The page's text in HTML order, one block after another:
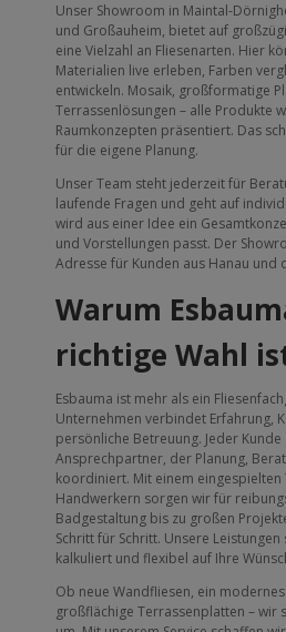
Unser Showroom in Maintal-
und Großauheim, bietet auf
eine Vielzahl an Fliesenarten. Hier
Materialien live erleben, Farben
entwickeln. Mosaik, großformatige
Terrassenlösungen – alle Produkte
Raumkonzepten präsentiert. Das
für die eigene Planung.
Unser Team steht jederzeit für
laufende Fragen und geht auf
wird aus einer Idee ein
und Vorstellungen passt. Der
Adresse für Kunden aus Hanau und
Warum
richtige Wahl
Esbauma ist mehr als ein
Unternehmen verbindet Erfahrung,
persönliche Betreuung. Jeder
Ansprechpartner, der Planung,
koordiniert. Mit einem eingespielten
Handwerkern sorgen wir für
Badgestaltung bis zu großen
Schritt für Schritt. Unsere
kalkuliert und flexibel auf Ihre
Ob neue Wandfliesen, ein
großflächige Terrassenplatten – wir